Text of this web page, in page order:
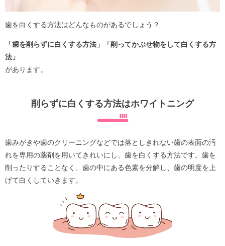
歯を白くする方法はどんなものがあるでしょう？
「歯を削らずに白くする方法」「削ってかぶせ物をして白くする方
法」
があります。
削らずに白くする方法はホワイトニング
歯みがきや歯のクリーニングなどでは落としきれない歯の表面の汚
れを専用の薬剤を用いてきれいにし、歯を白くする方法です。歯を
削ったりすることなく、歯の中にある色素を分解し、歯の明度を上
げて白くしていきます。